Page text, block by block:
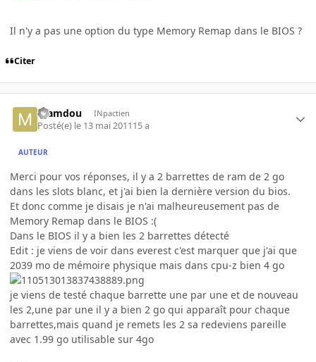
Il n'y a pas une option du type Memory Remap dans le BIOS ?
Citer
mamdou INpactien
Posté(e) le 13 mai 201115 a
AUTEUR
Merci pour vos réponses, il y a 2 barrettes de ram de 2 go
dans les slots blanc, et j'ai bien la dernière version du bios.
Et donc comme je disais je n'ai malheureusement pas de
Memory Remap dans le BIOS :(
Dans le BIOS il y a bien les 2 barrettes détecté
Edit : je viens de voir dans everest c'est marquer que j'ai que
2039 mo de mémoire physique mais dans cpu-z bien 4 go
je viens de testé chaque barrette une par une et de nouveau
les 2,une par une il y a bien 2 go qui apparaît pour chaque
barrettes,mais quand je remets les 2 sa redeviens pareille
avec 1.99 go utilisable sur 4go